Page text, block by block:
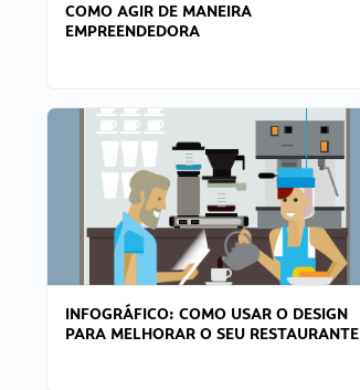
COMO AGIR DE MANEIRA
EMPREENDEDORA
INFOGRÁFICO: COMO USAR O DESIGN
PARA MELHORAR O SEU RESTAURANTE